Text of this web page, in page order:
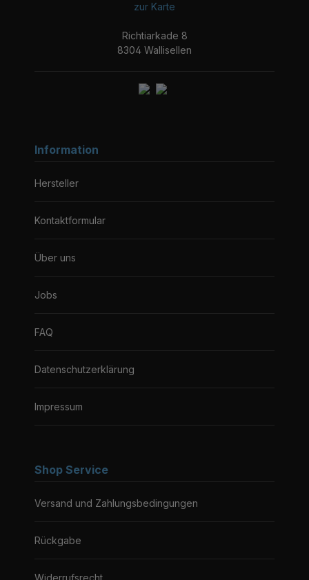
zur Karte
Richtiarkade 8
8304 Wallisellen
Information
Hersteller
Kontaktformular
Über uns
Jobs
FAQ
Datenschutzerklärung
Impressum
Shop Service
Versand und Zahlungsbedingungen
Rückgabe
Widerrufsrecht